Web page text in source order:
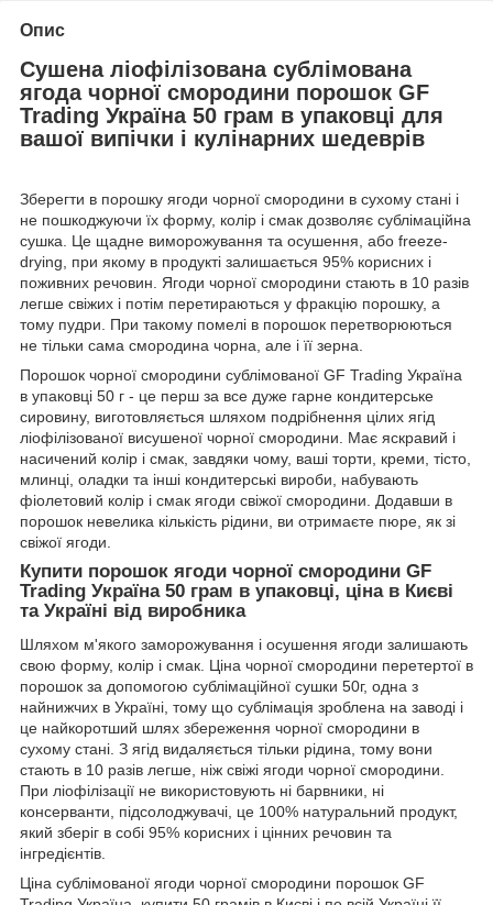
Опис
Сушена ліофілізована сублімована
ягода чорної смородини порошок GF
Trading Україна 50 грам в упаковці для
вашої випічки і кулінарних шедеврів
Зберегти в порошку ягоди чорної смородини в сухому стані і
не пошкоджуючи їх форму, колір і смак дозволяє сублімаційна
сушка. Це щадне виморожування та осушення, або freeze-
drying, при якому в продукті залишається 95% корисних і
поживних речовин. Ягоди чорної смородини стають в 10 разів
легше свіжих і потім перетираються у фракцію порошку, а
тому пудри. При такому помелі в порошок перетворюються
не тільки сама смородина чорна, але і її зерна.
Порошок чорної смородини сублімованої GF Trading Україна
в упаковці 50 г - це перш за все дуже гарне кондитерське
сировину, виготовляється шляхом подрібнення цілих ягід
ліофілізованої висушеної чорної смородини. Має яскравий і
насичений колір і смак, завдяки чому, ваші торти, креми, тісто,
млинці, оладки та інші кондитерські вироби, набувають
фіолетовий колір і смак ягоди свіжої смородини. Додавши в
порошок невелика кількість рідини, ви отримаєте пюре, як зі
свіжої ягоди.
Купити порошок ягоди чорної смородини GF
Trading Україна 50 грам в упаковці, ціна в Києві
та Україні від виробника
Шляхом м'якого заморожування і осушення ягоди залишають
свою форму, колір і смак. Ціна чорної смородини перетертої в
порошок за допомогою сублімаційної сушки 50г, одна з
найнижчих в Україні, тому що сублімація зроблена на заводі і
це найкоротший шлях збереження чорної смородини в
сухому стані. З ягід видаляється тільки рідина, тому вони
стають в 10 разів легше, ніж свіжі ягоди чорної смородини.
При ліофілізації не використовують ні барвники, ні
консерванти, підсолоджувачі, це 100% натуральний продукт,
який зберіг в собі 95% корисних і цінних речовин та
інгредієнтів.
Ціна сублімованої ягоди чорної смородини порошок GF